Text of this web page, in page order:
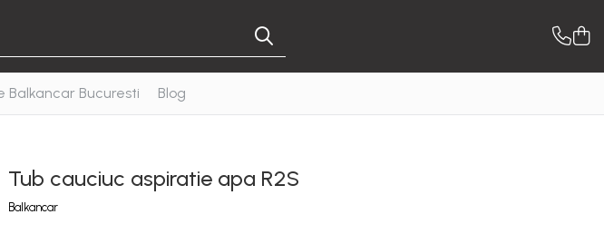
Balkancar Bucuresti Blog
Tub cauciuc aspiratie apa R2S
Balkancar